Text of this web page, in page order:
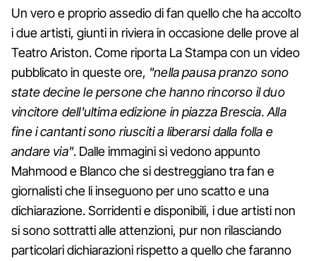
Un vero e proprio assedio di fan quello che ha accolto
i due artisti, giunti in riviera in occasione delle prove al
Teatro Ariston. Come riporta La Stampa con un video
pubblicato in queste ore, "nella pausa pranzo sono
state decine le persone che hanno rincorso il duo
vincitore dell'ultima edizione in piazza Brescia. Alla
fine i cantanti sono riusciti a liberarsi dalla folla e
andare via". Dalle immagini si vedono appunto
Mahmood e Blanco che si destreggiano tra fan e
giornalisti che li inseguono per uno scatto e una
dichiarazione. Sorridenti e disponibili, i due artisti non
si sono sottratti alle attenzioni, pur non rilasciando
particolari dichiarazioni rispetto a quello che faranno